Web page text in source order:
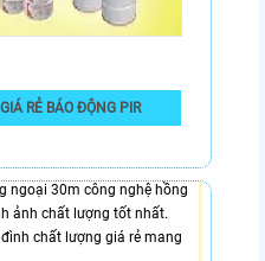
RẺ BÁO ĐỘNG PIR
thoại ổn định thiết kế
ngoại 30m công nghệ hồng
ảnh chất lượng tốt nhất.
chất lượng giá rẻ mang